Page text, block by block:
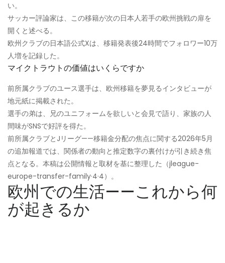
い。
サッカー評論家は、この移籍が次の日本人若手の欧州挑戦の扉を
開くと述べる。
欧州クラブの日本語公式Xは、移籍発表後24時間でフォロワー10万
人増を記録した。
マイクトラウトの価値はいくらですか
前所属クラブのユース選手は、欧州移籍を夢見るインタビューが
地元紙に掲載された。
選手の弟は、兄のユニフォームを欲しいと会見で語り、家族の人
間味がSNSで好評を得た。
前所属クラブとJリーグ——移籍金分配の焦点に関する2026年5月
の追加報道では、関係者の動向と推定数字の裏付けが引き続き焦
点となる。本稿は公開情報と取材を基に整理した（jleague-
europe-transfer-family·4·4）。
欧州での生活——これから何
が起きるか